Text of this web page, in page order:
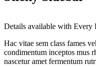
Details available with Every
Hac vitae sem class fames
condimentum inceptos mus
nascetur amet fermentum